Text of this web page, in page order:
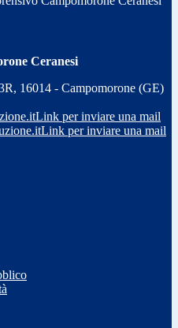
Ceranesi
16014 - Campomorone (GE)
Link per inviare una mail
Link per inviare una mail